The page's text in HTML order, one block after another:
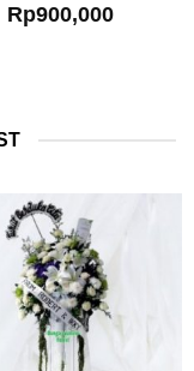
Rp900,000